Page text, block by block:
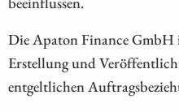
Die Apaton Finance GmbH
Erstellung und
entgeltlichen